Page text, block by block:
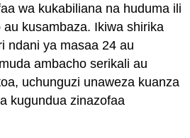
wa kukabiliana na huduma ili
kusambaza. Ikiwa shirika
ndani ya masaa 24 au
ambacho serikali au
uchunguzi unaweza kuanza
kugundua zinazofaa